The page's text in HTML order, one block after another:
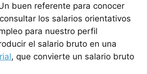
buen referente para conocer
los salarios orientativos
para nuestro perfil
el salario bruto en una
, que convierte un salario bruto